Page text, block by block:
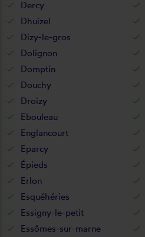
Dercy
Dhuizel
Dizy-le-gros
Dolignon
Domptin
Douchy
Droizy
Ebouleau
Englancourt
Eparcy
Épieds
Erlon
Esquéhéries
Essigny-le-petit
Essômes-sur-marne